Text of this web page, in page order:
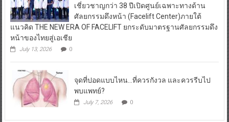
เชี่ยวชาญกว่า 38 ปีเปิดศูนย์เฉพาะทางด้าน
ศัลยกรรมดึงหน้า (Facelift Center)ภายใต้
แนวคิด THE NEW ERA OF FACELIFT ยกระดับมาตรฐานศัลยกรรมดึง
หน้าของไทยสู่เอเชีย
July 13, 2026 0
จุดที่ปอดแบบไหน…ที่ควรกังวล และควรรีบไป
พบแพทย์?
July 7, 2026 0